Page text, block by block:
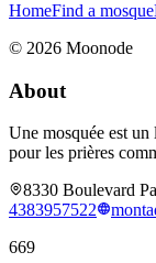
HomeFind a mosque
© 2026 Moonode
About
Une mosquée est un
pour les prières
8330 Boulevard
4383957522
669